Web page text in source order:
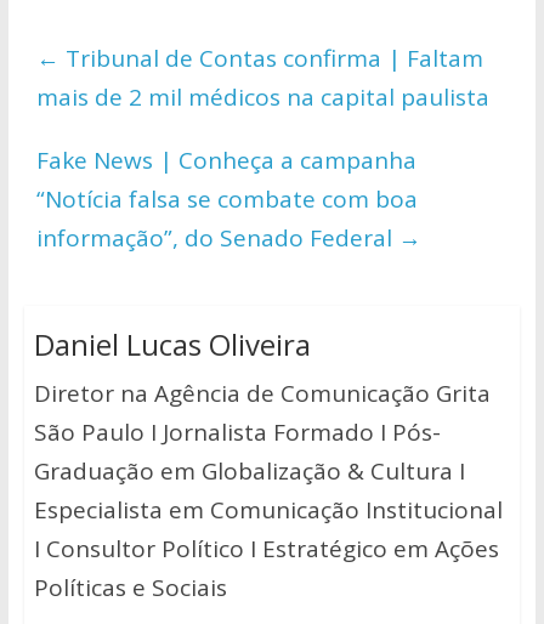
s
A
p
p
b
o
o
k
er y
Li
n
k
e
← Tribunal de Contas confirma | Faltam
mais de 2 mil médicos na capital paulista
Fake News | Conheça a campanha
“Notícia falsa se combate com boa
informação”, do Senado Federal →
Daniel Lucas Oliveira
Diretor na Agência de Comunicação Grita
São Paulo I Jornalista Formado I Pós-
Graduação em Globalização & Cultura I
Especialista em Comunicação Institucional
I Consultor Político I Estratégico em Ações
Políticas e Sociais